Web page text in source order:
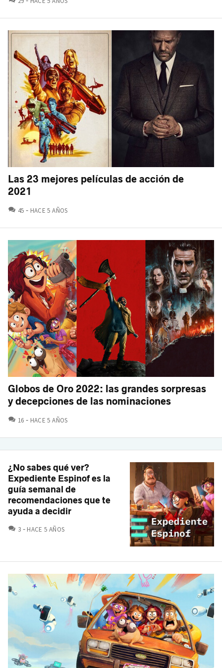
Las 23 mejores películas de acción de
2021
45 COMENTARIOS
HACE 5 AÑOS
Globos de Oro 2022: las grandes sorpresas
y decepciones de las nominaciones
16 COMENTARIOS
HACE 5 AÑOS
¿No sabes qué ver?
Expediente Espinof es la
guía semanal de
recomendaciones que te
ayuda a decidir
3 COMENTARIOS
HACE 5 AÑOS